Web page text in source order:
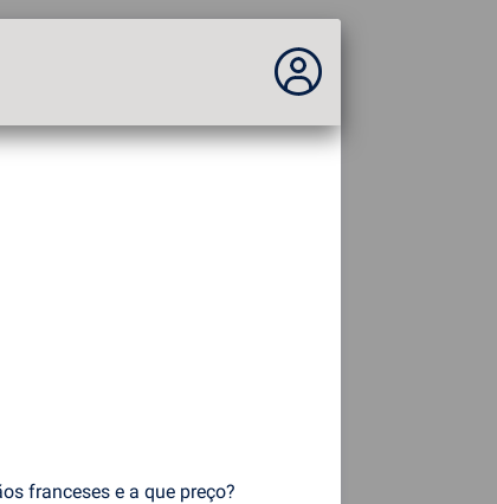
Você não está logado...
franceses e a que preço?